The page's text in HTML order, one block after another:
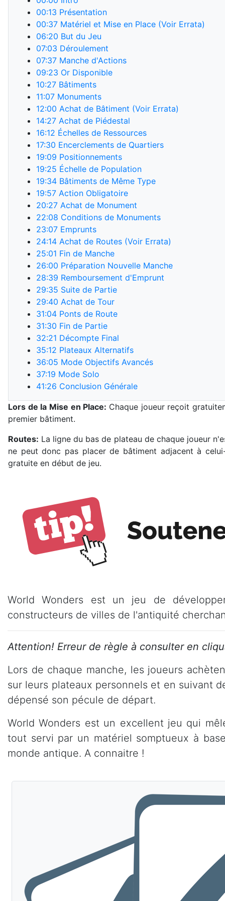
00:13 Présentation
00:37 Matériel et Mise en Place (Voir Errata)
06:20 But du Jeu
07:03 Déroulement
07:37 Manche d'Actions
09:23 Or Disponible
10:27 Bâtiments
11:07 Monuments
12:00 Achat de Bâtiment (Voir Errata)
14:27 Achat de Piédestal
16:12 Échelles de Ressources
17:30 Encerclements de Quartiers
19:09 Positionnements
19:25 Échelle de Population
19:34 Bâtiments de Même Type
19:57 Action Obligatoire
20:27 Achat de Monument
22:08 Conditions de Monuments
23:07 Emprunts
24:14 Achat de Routes (Voir Errata)
25:01 Fin de Manche
26:00 Préparation Nouvelle Manche
28:39 Remboursement d'Emprunt
29:35 Suite de Partie
29:40 Achat de Tour
31:04 Ponts de Route
31:30 Fin de Partie
32:21 Décompte Final
35:12 Plateaux Alternatifs
36:05 Mode Objectifs Avancés
37:19 Mode Solo
41:26 Conclusion Générale
Lors de la Mise en Place: Chaque joueur reçoit
premier bâtiment.
Routes: La ligne du bas de plateau de chaque joueur
ne peut donc pas placer de bâtiment adjacent à
gratuite en début de jeu.
World Wonders est un jeu de
constructeurs de villes de l'antiquité
Attention! Erreur de règle à consulter en
Lors de chaque manche, les joueurs
sur leurs plateaux personnels et en suivant
dépensé son pécule de départ.
World Wonders est un excellent jeu qui
tout servi par un matériel somptueux à
monde antique. A connaitre !